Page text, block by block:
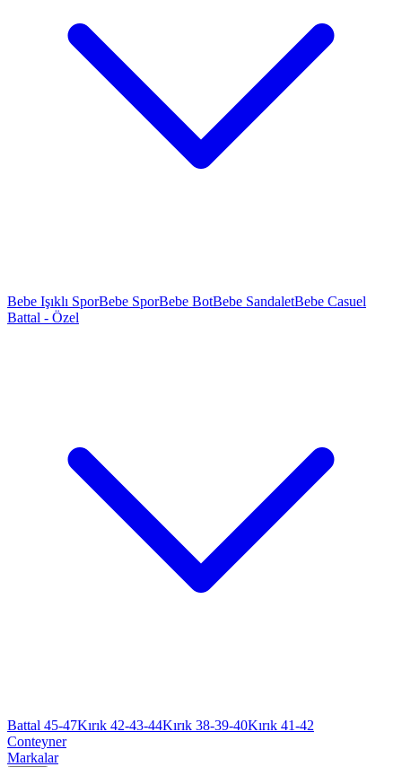
Bebe Işıklı SporBebe SporBebe BotBebe SandaletBebe Casuel
Battal - Özel
Battal 45-47Kırık 42-43-44Kırık 38-39-40Kırık 41-42
Conteyner
Markalar